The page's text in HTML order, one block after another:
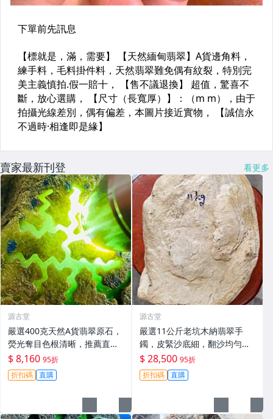
賣家最新刊登 看更多
源古堂
嚴選400克天然A貨翡翠原石，
熒光奪目色根清晰，推薦直接
把玩與雕刻，支持私人訂制取
件 翡翠原石 天然A貨 熒光翡翠
$ 8,160 95折
折扣碼 直購
源古堂
嚴選11公斤老坑木納翡翠手
鐲，皮緊沙底細，翻沙均勻，
適合收藏家鐲#翡翠 手鐲 玉石
$ 28,500 95折
折扣碼 直購